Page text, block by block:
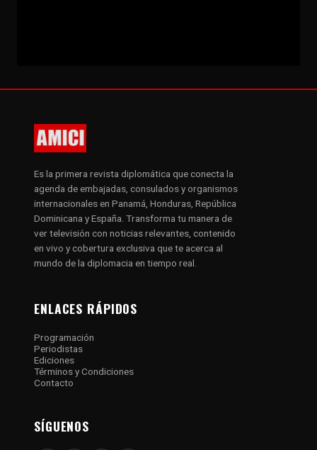
Es la primera revista diplomática que conecta la
agenda de embajadas, consulados y organismos
internacionales en Panamá, Honduras, República
Dominicana y España. Transforma tu manera de
ver televisión con noticias relevantes, contenido
en vivo y cobertura exclusiva que te acerca al
mundo de la diplomacia en tiempo real.
ENLACES RÁPIDOS
Programación
Periodistas
Ediciones
Términos y Condiciones
Contacto
SÍGUENOS